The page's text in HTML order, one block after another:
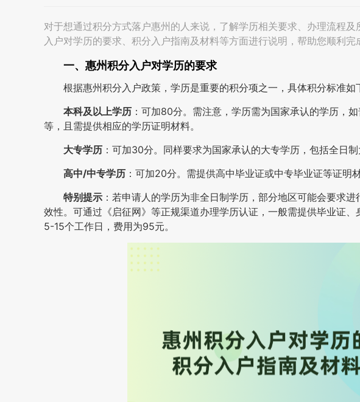
对于想通过积分方式落户惠州的人来说，了解学历相关要求、办理流程
入户对学历的要求、积分入户指南及材料等方面进行说明，帮助您顺利完
一、惠州积分入户对学历的要求
根据惠州积分入户政策，学历是重要的积分项之一，具体积分标准如
本科及以上学历 ：可加80分。需注意，学历需为国家承认的学历，
等，且需提供相应的学历证明材料。
大专学历 ：可加30分。同样要求为国家承认的大专学历，包括全日制
高中/中专学历 ：可加20分。需提供高中毕业证或中专毕业证等证明材
特别提示 ：若申请人的学历为非全日制学历，部分地区可能会要求
效性。可通过《启征网》等正规渠道办理学历认证，一般需提供毕业证
5-15个工作日，费用为95元。